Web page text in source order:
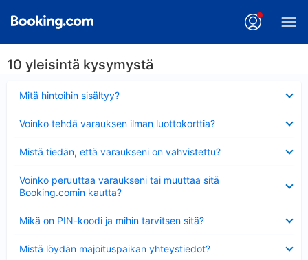
10 yleisintä kysymystä
Mitä hintoihin sisältyy?
Voinko tehdä varauksen ilman luottokorttia?
Mistä tiedän, että varaukseni on vahvistettu?
Voinko peruuttaa varaukseni tai muuttaa sitä
Booking.comin kautta?
Mikä on PIN-koodi ja mihin tarvitsen sitä?
Mistä löydän majoituspaikan yhteystiedot?